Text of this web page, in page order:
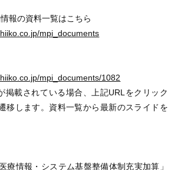
報の資料一覧はこちら
mpi_documents
mpi_documents/1082
載されている場合、上記URLをクリック
移します。資料一覧から最新のスライドを
療情報・システム基盤整備体制充実加算」